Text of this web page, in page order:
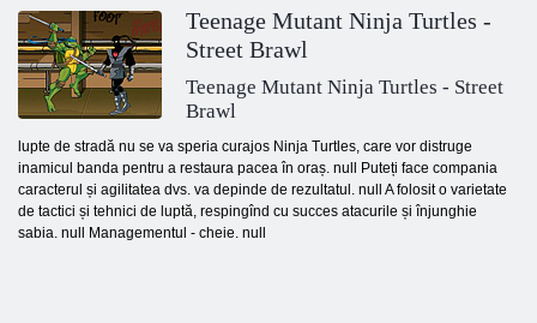
Teenage Mutant Ninja Turtles -
Street Brawl
Teenage Mutant Ninja Turtles - Street
Brawl
lupte de stradă nu se va speria curajos Ninja Turtles, care vor distruge
inamicul banda pentru a restaura pacea în oraș. null Puteți face compania
caracterul și agilitatea dvs. va depinde de rezultatul. null A folosit o varietate
de tactici și tehnici de luptă, respingînd cu succes atacurile și înjunghie
sabia. null Managementul - cheie. null